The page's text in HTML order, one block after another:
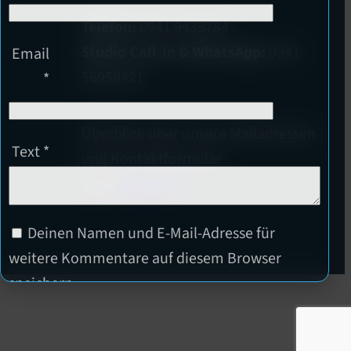
Telefon:0941 9435784
Email
*
Text*
Deinen Namen und E-Mail-Adresse für
weitere Kommentare auf diesem Browser
speichern.